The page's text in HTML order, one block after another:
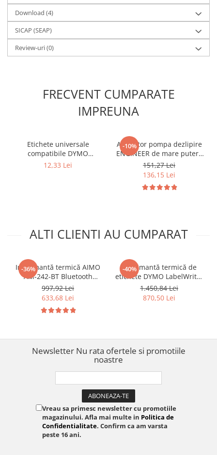
Download (4)
SICAP (SEAP)
Review-uri(0)
FRECVENT CUMPARATE
IMPREUNA
Etichete universale
compatibile DYMO
LabelWriter 11355 19 x 51
12,33 Lei
-10%
Aspirator pompa dezlipire
ENGINEER de mare putere
pentru dezlipire
componente electronice si
reparatii PCB SS-03
151,27 Lei
136,15 Lei
ALTI CLIENTI AU CUMPARAT
-36%
Imprimantă termică AIMO
AM-242-BT Bluetooth
pentru etichete AWB,
curierat, produse, bijuterii
și coduri de bare, conectare
Bluetooth și USB,
DYMO Label
997,92 Lei
633,68 Lei
-40%
Imprimantă termică de
etichete DYMO LabelWriter
5XL pentru AWB, etichete
de format mare și
imprimare pe role de mare
1.450,84 Lei
870,50 Lei
Newsletter Nu rata ofertele si promotiile
noastre
Vreau sa primesc newsletter cu promotiile
magazinului. Afla mai multe in Politica de
Confidentialitate. Confirm ca am varsta
peste 16 ani.